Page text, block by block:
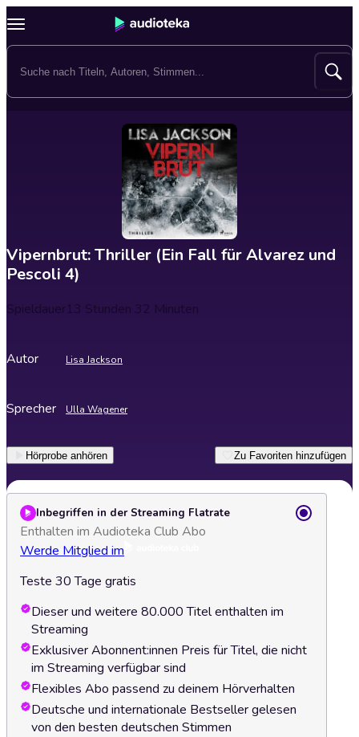
Vipernbrut: Thriller (Ein Fall für Alvarez und
Pescoli 4)
Spieldauer13 Stunden 32 Minuten
Autor Lisa Jackson
Sprecher Ulla Wagener
Hörprobe anhören Zu Favoriten hinzufügen
Inbegriffen in der Streaming Flatrate
Enthalten im Audioteka Club Abo
Werde Mitglied im
Teste 30 Tage gratis
Dieser und weitere 80.000 Titel enthalten im
Streaming
Exklusiver Abonnent:innen Preis für Titel, die nicht
im Streaming verfügbar sind
Flexibles Abo passend zu deinem Hörverhalten
Deutsche und internationale Bestseller gelesen
von den besten deutschen Stimmen